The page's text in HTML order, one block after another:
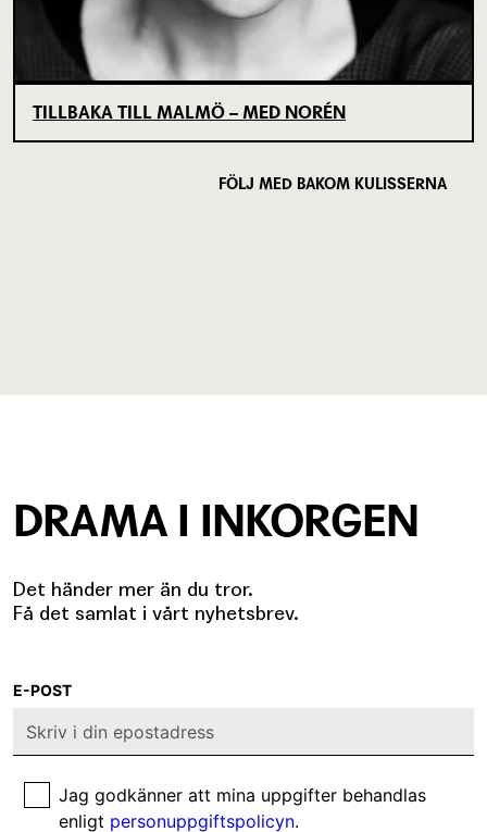
TILLBAKA TILL MALMÖ – MED NORÉN
FÖLJ MED BAKOM KULISSERNA
DRAMA I INKORGEN
Det händer mer än du tror.
Få det samlat i vårt nyhetsbrev.
E-POST
Jag godkänner att mina uppgifter behandlas
enligt personuppgiftspolicyn.